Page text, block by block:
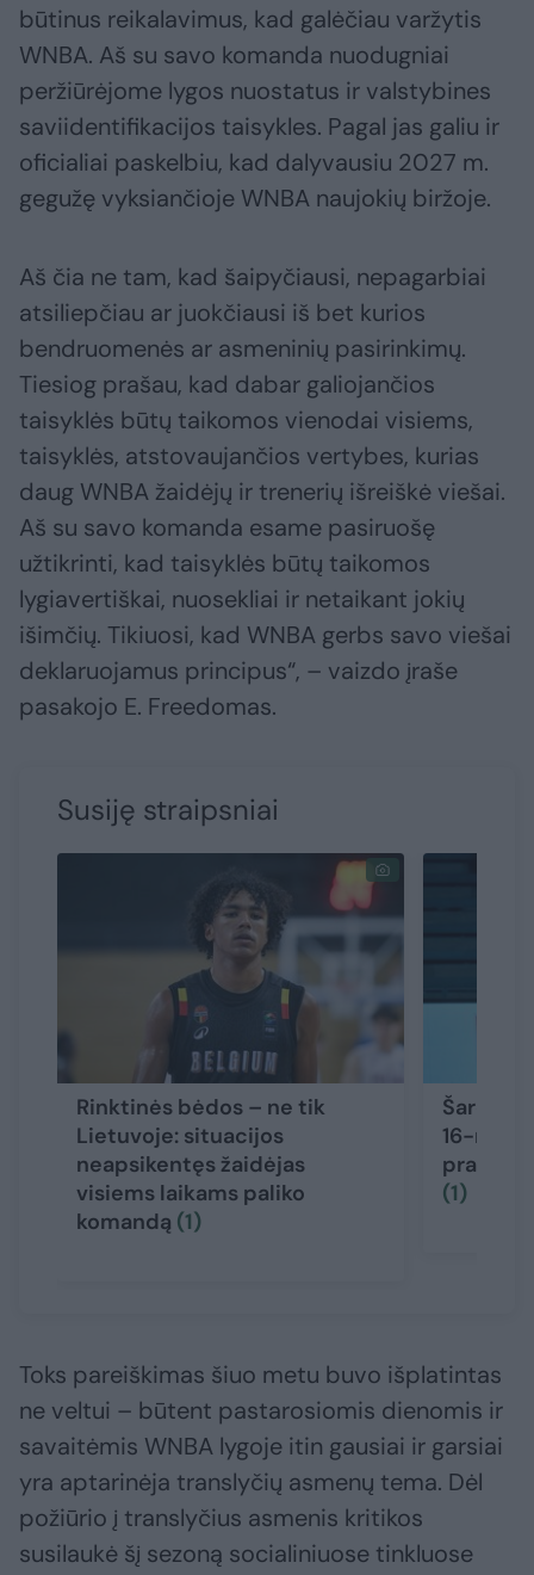
būtinus reikalavimus, kad galėčiau varžytis
WNBA. Aš su savo komanda nuodugniai
peržiūrėjome lygos nuostatus ir valstybines
saviidentifikacijos taisykles. Pagal jas galiu ir
oficialiai paskelbiu, kad dalyvausiu 2027 m.
gegužę vyksiančioje WNBA naujokių biržoje.
Aš čia ne tam, kad šaipyčiausi, nepagarbiai
atsiliepčiau ar juokčiausi iš bet kurios
bendruomenės ar asmeninių pasirinkimų.
Tiesiog prašau, kad dabar galiojančios
taisyklės būtų taikomos vienodai visiems,
taisyklės, atstovaujančios vertybes, kurias
daug WNBA žaidėjų ir trenerių išreiškė viešai.
Aš su savo komanda esame pasiruošę
užtikrinti, kad taisyklės būtų taikomos
lygiavertiškai, nuosekliai ir netaikant jokių
išimčių. Tikiuosi, kad WNBA gerbs savo viešai
deklaruojamus principus“, – vaizdo įraše
pasakojo E. Freedomas.
Susiję straipsniai
Rinktinės bėdos – ne tik
Lietuvoje: situacijos
neapsikentęs žaidėjas
visiems laikams paliko
komandą (1)
Šaro
16-
pradėjo
(1)
Toks pareiškimas šiuo metu buvo išplatintas
ne veltui – būtent pastarosiomis dienomis ir
savaitėmis WNBA lygoje itin gausiai ir garsiai
yra aptarinėja translyčių asmenų tema. Dėl
požiūrio į translyčius asmenis kritikos
susilaukė šį sezoną socialiniuose tinkluose